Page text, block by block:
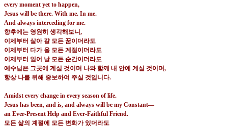
every moment yet to happen,
Jesus will be there. With me. In me.
And always interceding for me.
향후에는 영원히 생각해보니 ,
이제부터 살아 갈 모든 꿈이더라도
이제부터 다가 올 모든 계절이더라도
이제부터 일어 날 모든 순간이더라도
예수님은 그곳에 계실 것이며 나와 함께 내 안에 계실 것이며,
항상 나를 위해 중보하여 주실 것입니다.
Amidst every change in every season of life.
Jesus has been, and is, and always will be my Constant—
an Ever-Present Help and Ever-Faithful Friend.
모든 삶의 계절에 모든 변화가 있더라도